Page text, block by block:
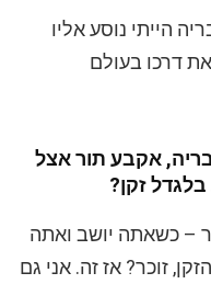
הייתי נוסע אליו
דרכו בעולם
אקבע תור אצל
זקן?
– כשאתה יושב ואתה
זוכר? אז זה. אני גם